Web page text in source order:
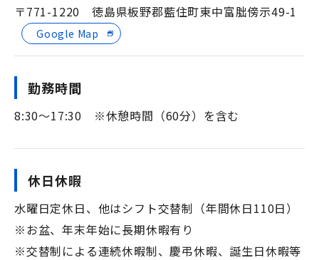
〒771-1220 徳島県板野郡藍住町東中富朏傍示49-1
Google Map
勤務時間
8:30～17:30 ※休憩時間（60分）を含む
休日休暇
水曜日定休日、他はシフト交替制（年間休日110日）
※お盆、年末年始に長期休暇有り
※交替制による連続休暇制、慶弔休暇、誕生日休暇等